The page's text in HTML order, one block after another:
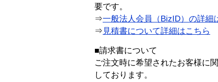
要です。
⇒一般法人会員（BizID）の詳細
⇒ 見積書について詳細はこちら
■請求書について
ご注文時に希望されたお客様に
しております。